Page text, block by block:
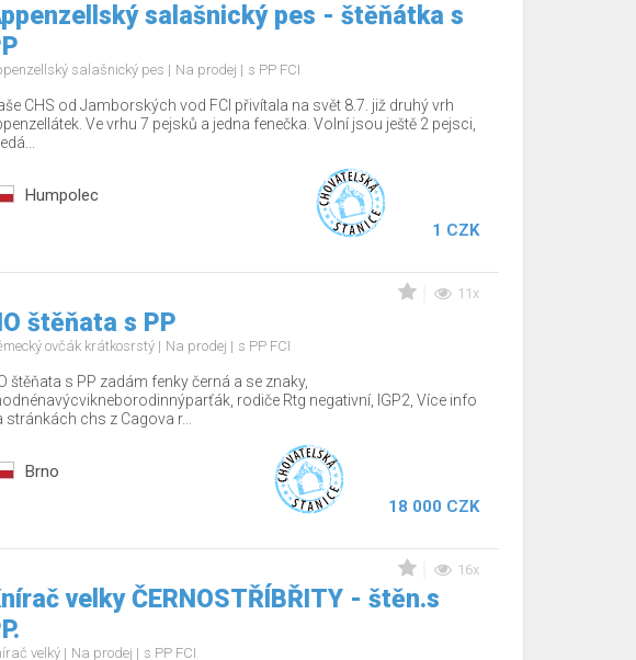
salašnický pes - štěňátka s
salašnický pes Na prodej s PP FCI
CHS od Jamborských vod FCI přivítala na svět 8.7. již druhý vrh
Ve vrhu 7 pejsků a jedna fenečka. Volní jsou ještě 2 pejsci,
Humpolec
1 CZK
11x
štěňata s PP
ovčák krátkosrstý Na prodej s PP FCI
štěňata s PP zadám fenky černá a se znaky,
rodiče Rtg negativní, IGP2, Více info
stránkách chs z Cagova r...
Brno
18 000 CZK
16x
velky ČERNOSTŘÍBŘITY - štěn.s
velký Na prodej s PP FCI